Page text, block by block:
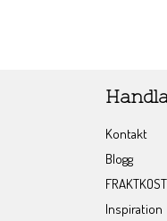
Kontakt
Blogg
Inspiration